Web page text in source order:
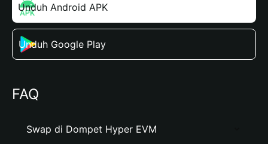
Unduh Android APK
Unduh Google Play
FAQ
Swap di Dompet Hyper EVM